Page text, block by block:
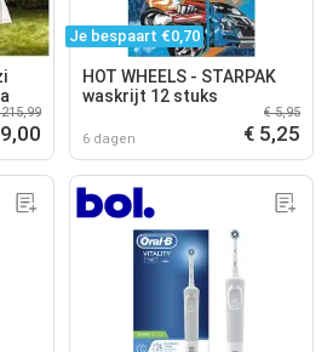
Je bespaart €0,70
HOT WHEELS - STARPAK
waskrijt 12 stuks
6 dagen
€ 5,95
€ 5,25